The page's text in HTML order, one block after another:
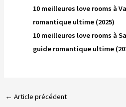
10 meilleures love rooms à
romantique ultime (2025)
10 meilleures love rooms à
guide romantique ultime
← Article précédent